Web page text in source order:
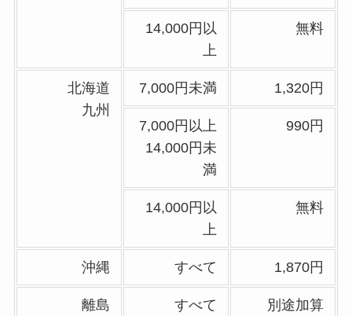
14,000円以
上
無料
北海道
九州
7,000円未満 1,320円
7,000円以上
14,000円未
満
990円
14,000円以
上
無料
沖縄 すべて 1,870円
離島 すべて 別途加算